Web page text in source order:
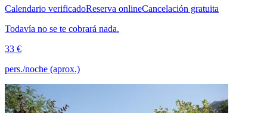
Calendario verificadoReserva onlineCancelación gratuita
Todavía no se te cobrará nada.
33 €
pers./noche (aprox.)